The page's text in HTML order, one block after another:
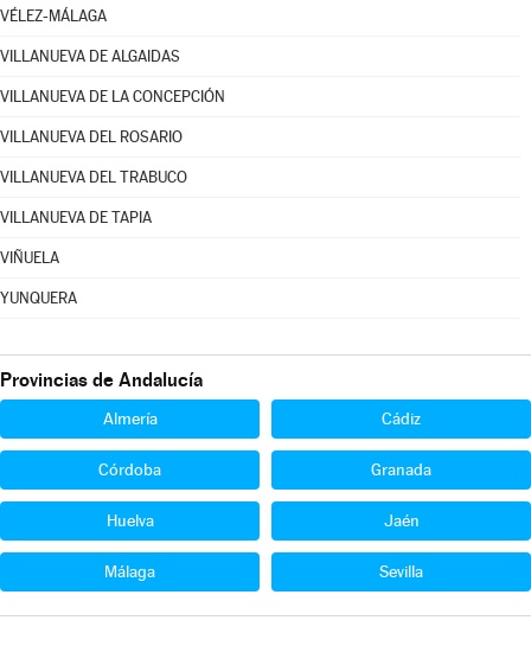
VÉLEZ-MÁLAGA
VILLANUEVA DE ALGAIDAS
VILLANUEVA DE LA CONCEPCIÓN
VILLANUEVA DEL ROSARIO
VILLANUEVA DEL TRABUCO
VILLANUEVA DE TAPIA
VIÑUELA
YUNQUERA
Provincias de Andalucía
Almería Cádiz
Córdoba Granada
Huelva Jaén
Málaga Sevilla